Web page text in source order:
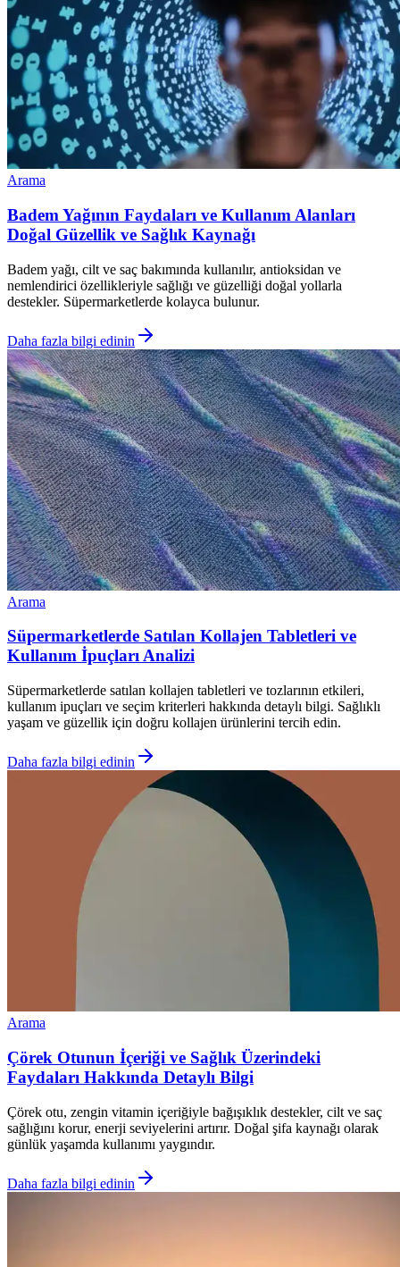
Arama
Badem Yağının Faydaları ve Kullanım Alanları
Doğal Güzellik ve Sağlık Kaynağı
Badem yağı, cilt ve saç bakımında kullanılır, antioksidan ve
nemlendirici özellikleriyle sağlığı ve güzelliği doğal yollarla
destekler. Süpermarketlerde kolayca bulunur.
Daha fazla bilgi edinin
Arama
Süpermarketlerde Satılan Kollajen Tabletleri ve
Kullanım İpuçları Analizi
Süpermarketlerde satılan kollajen tabletleri ve tozlarının etkileri,
kullanım ipuçları ve seçim kriterleri hakkında detaylı bilgi. Sağlıklı
yaşam ve güzellik için doğru kollajen ürünlerini tercih edin.
Daha fazla bilgi edinin
Arama
Çörek Otunun İçeriği ve Sağlık Üzerindeki
Faydaları Hakkında Detaylı Bilgi
Çörek otu, zengin vitamin içeriğiyle bağışıklık destekler, cilt ve saç
sağlığını korur, enerji seviyelerini artırır. Doğal şifa kaynağı olarak
günlük yaşamda kullanımı yaygındır.
Daha fazla bilgi edinin